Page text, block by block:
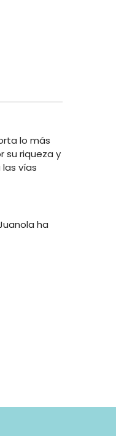
lo más
su riqueza y
vías
ha